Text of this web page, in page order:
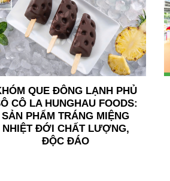
QUE ĐÔNG LẠNH PHỦ
CÔ LA HUNGHAU FOODS:
SẢN PHẨM TRÁNG MIỆNG
NHIỆT ĐỚI CHẤT LƯỢNG,
ĐỘC ĐÁO